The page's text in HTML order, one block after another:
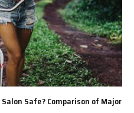
Safe? Comparison of Major